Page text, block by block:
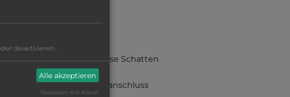
teilweise Schatten
Stromanschluss
deaktivieren.
Alle akzeptieren
Realisiert mit Klaro!